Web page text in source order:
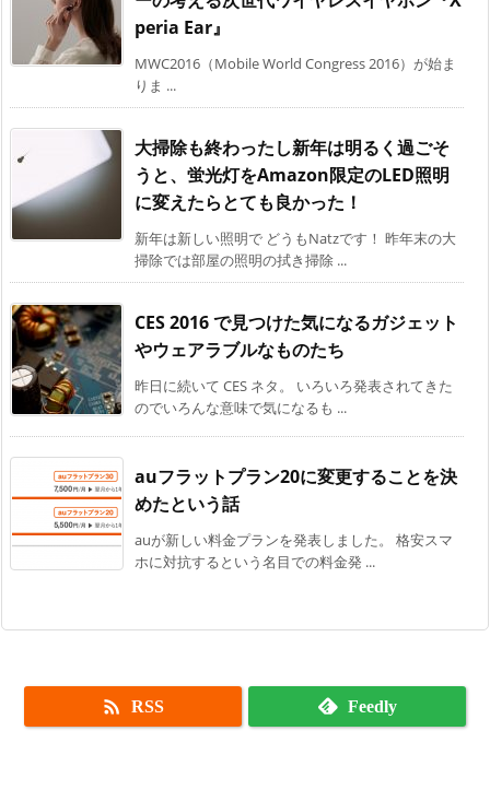
peria Ear』
MWC2016（Mobile World Congress 2016）が始ま
りま ...
大掃除も終わったし新年は明るく過ごそ
うと、蛍光灯をAmazon限定のLED照明
に変えたらとても良かった！
新年は新しい照明で どうもNatzです！ 昨年末の大
掃除では部屋の照明の拭き掃除 ...
CES 2016 で見つけた気になるガジェット
やウェアラブルなものたち
昨日に続いて CES ネタ。 いろいろ発表されてきた
のでいろんな意味で気になるも ...
auフラットプラン20に変更することを決
めたという話
auが新しい料金プランを発表しました。 格安スマ
ホに対抗するという名目での料金発 ...
 RSS Feedly